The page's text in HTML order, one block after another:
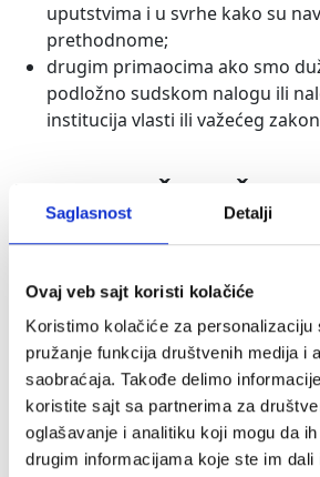
Saglasnost Detalji
Ovaj veb sajt koristi kolačiće
Koristimo kolačiće za personalizaciju
pružanje funkcija društvenih medija i
saobraćaja. Takođe delimo
koristite sajt sa partnerima za
oglašavanje i analitiku koji mogu da
drugim informacijama koje ste im
uputstvima i u svrhe kako su
prethodnome;
drugim primaocima ako smo
podložno sudskom nalogu ili
institucija vlasti ili važećeg
PRENOS VAŠIH LIČNIH
VAN EU/EEP
nalaze izvan EU/EEP („treće
kompanijama i obrađivačima
dešavaju pod sljedećim mjerama
– Komisija EU je odlučila da dotična
osigurava adekvatan nivo zaštite;
– Komisija EU nije odlučila, zbog
takve zemlje ili međunarodnih